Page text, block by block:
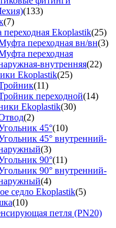
(133)
(7)
Ekoplastik(25)
переходная вн/вн(3)
переходная
внутренняя(22)
Ekoplastik(25)
(11)
переходной(14)
Ekoplastik(30)
(2)
45°(10)
45° внутренний-
(3)
90°(11)
90° внутренний-
(4)
седло Ekoplastik(5)
(10)
петля (PN20)